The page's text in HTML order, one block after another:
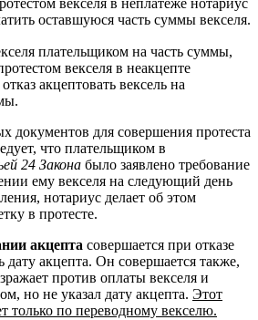
векселя в неплатеже нотариус
оставшуюся часть суммы векселя.
плательщиком на часть суммы,
векселя в неакцепте
акцептовать вексель на
документов для совершения протеста
что плательщиком в
24 Закона было заявлено требование
ему векселя на следующий день
нотариус делает об этом
в протесте.
акцепта совершается при отказе
дату акцепта. Он совершается также,
против оплаты векселя и
но не указал дату акцепта. Этот
только по переводному векселю.